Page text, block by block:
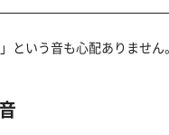
という音も心配ありません。